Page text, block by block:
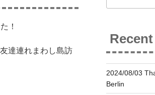
！
達連れまわし島訪
2024/08/03
Berlin